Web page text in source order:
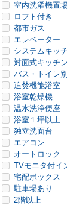
室内洗濯機置
ロフト付き
都市ガス
エレベーター
システムキッ
対面式キッチン
バス・トイレ別
追焚機能浴室
浴室乾燥機
温水洗浄便座
浴室１坪以上
独立洗面台
エアコン
オートロック
TVモニタ付イ
宅配ボックス
駐車場あり
2階以上